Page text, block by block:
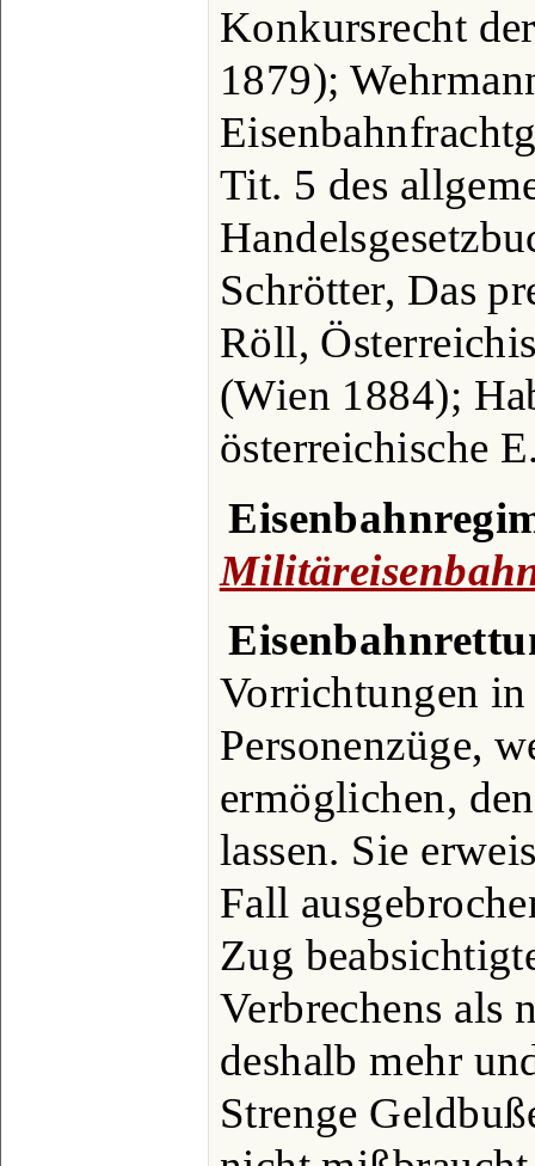
Konkursrecht
1879);
Tit. 5 des
Schrötter, Das
Röll,
(Wien 1884);
österreichische
Vorrichtungen in
Personenzüge,
ermöglichen,
lassen. Sie
Fall
Zug
Verbrechens als
deshalb mehr
Strenge